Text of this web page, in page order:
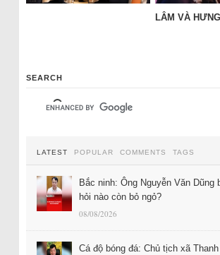
LÂM VÀ
SEARCH
LATEST POPULAR COMMENTS TAGS
Bắc ninh: Ông Nguyễn Văn Dũng
hỏi nào còn bỏ ngỏ?
08/08/2026
Cá độ bóng đá: Chủ tịch xã